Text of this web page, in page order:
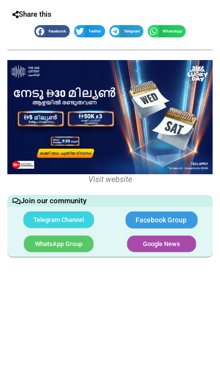
Share this
Facebook Twitter Telegram WhatsApp
Visit website
Join our community
Telegram Channel Facebook Group
WhatsApp Group Google News